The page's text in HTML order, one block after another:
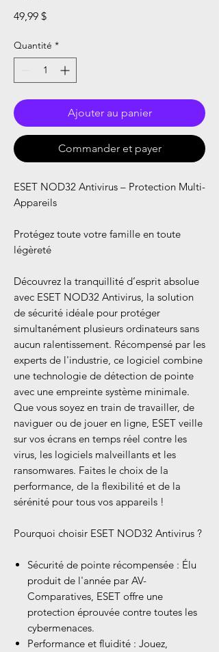
49,99 $Prix
Quantité *
Ajouter au panier
Commander et payer
ESET NOD32 Antivirus – Protection Multi-
Appareils
Protégez toute votre famille en toute
légèreté
Découvrez la tranquillité d’esprit absolue
avec ESET NOD32 Antivirus, la solution
de sécurité idéale pour protéger
simultanément plusieurs ordinateurs sans
aucun ralentissement. Récompensé par les
experts de l'industrie, ce logiciel combine
une technologie de détection de pointe
avec une empreinte système minimale.
Que vous soyez en train de travailler, de
naviguer ou de jouer en ligne, ESET veille
sur vos écrans en temps réel contre les
virus, les logiciels malveillants et les
ransomwares. Faites le choix de la
performance, de la flexibilité et de la
sérénité pour tous vos appareils !
Pourquoi choisir ESET NOD32 Antivirus ?
Sécurité de pointe récompensée : Élu
produit de l'année par AV-
Comparatives, ESET offre une
protection éprouvée contre toutes les
cybermenaces.
Performance et fluidité : Jouez,